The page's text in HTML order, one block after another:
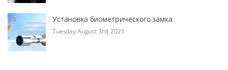
Установка биометрического замка
Tuesday August 3rd, 2021